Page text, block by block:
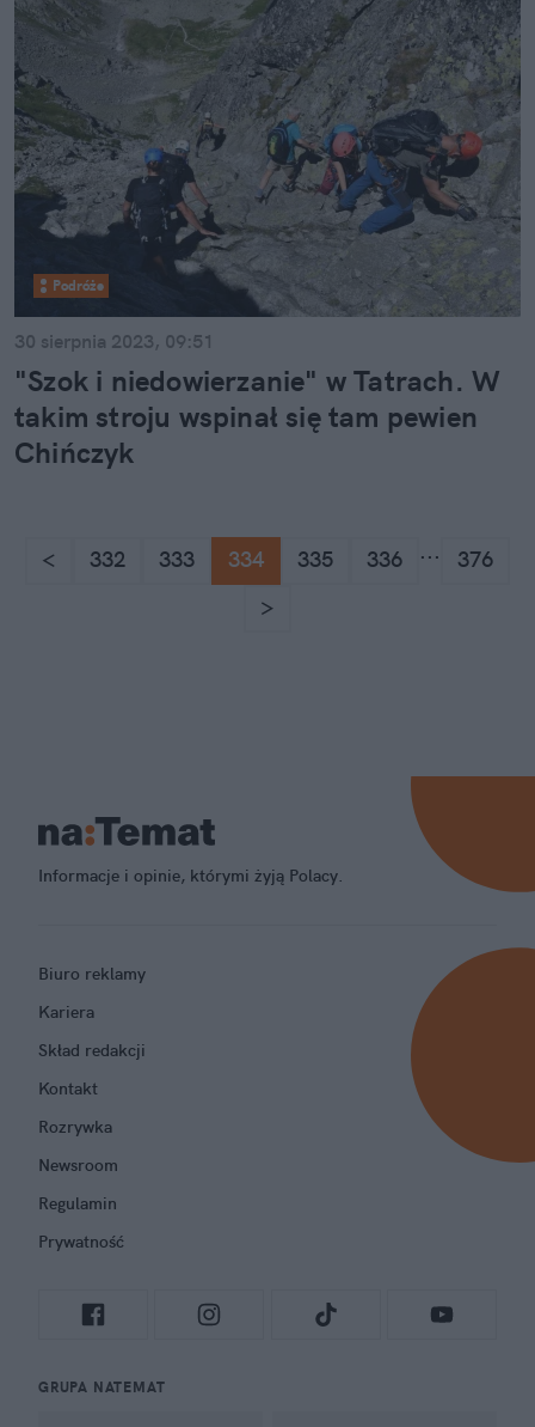
Podróże
30 sierpnia 2023, 09:51
"Szok i niedowierzanie" w Tatrach. W
takim stroju wspinał się tam pewien
Chińczyk
< 332 333 334 335 336 ...
376
>
Informacje i opinie, którymi żyją Polacy.
Biuro reklamy
Kariera
Skład redakcji
Kontakt
Rozrywka
Newsroom
Regulamin
Prywatność
GRUPA NATEMAT